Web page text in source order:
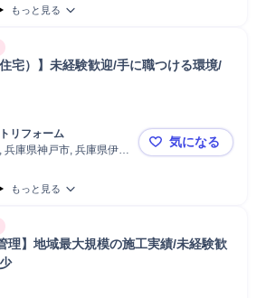
もっと見る
宅）】未経験歓迎/手に職つける環境/
リフォーム
兵庫県神戸市, 兵庫県伊丹
【兵庫/施工
気になる
もっと見る
理】地域最大規模の施工実績/未経験歓